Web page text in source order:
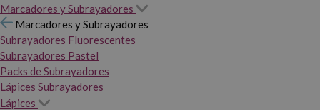
Marcadores y Subrayadores
Marcadores y Subrayadores
Subrayadores Fluorescentes
Subrayadores Pastel
Packs de Subrayadores
Lápices Subrayadores
Lápices